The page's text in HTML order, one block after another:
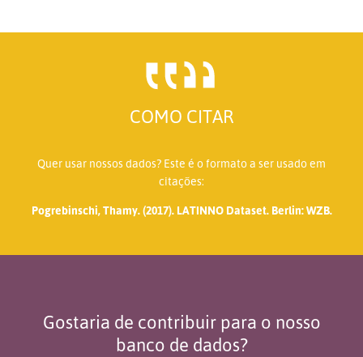
COMO CITAR
Quer usar nossos dados? Este é o formato a ser usado em
citações:
Pogrebinschi, Thamy. (2017). LATINNO Dataset. Berlin: WZB.
Gostaria de contribuir para o nosso
banco de dados?